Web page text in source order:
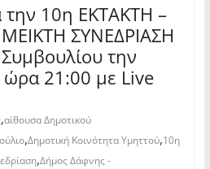
την 10η ΕΚΤΑΚΤΗ –
ΣΥΝΕΔΡΙΑΣΗ
την
ώρα 21:00 με Live
,αίθουσα Δημοτικού
,Δημοτική Κοινότητα Υμηττού,10η
,Δήμος Δάφνης -